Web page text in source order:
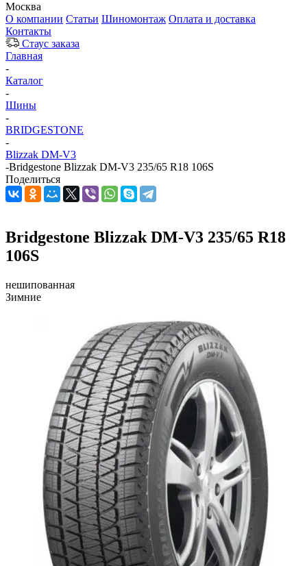
Москва
О компании Статьи Шиномонтаж Оплата и доставка
Контакты
Стаус заказа
Главная
-
Каталог
-
Шины
-
BRIDGESTONE
-
Blizzak DM-V3
-Bridgestone Blizzak DM-V3 235/65 R18 106S
Поделиться
Bridgestone Blizzak DM-V3 235/65 R18
106S
нешипованная
Зимние